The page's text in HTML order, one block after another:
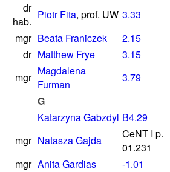
dr
hab.
Piotr Fita, prof. UW 3.33
mgr Beata Franiczek 2.15
dr Matthew Frye 3.15
mgr Magdalena
Furman
3.79
G
Katarzyna Gabzdyl B4.29
mgr Natasza Gajda
CeNT I p.
01.231
mgr Anita Gardias -1.01